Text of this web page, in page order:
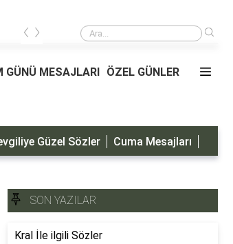
Oğluma Doğum Günü Mesajları
‹ ›
GÜNÜ MESAJLARI ÖZEL GÜNLER
Güzel Sözler Cuma Mesajları
SON YAZILAR
Kral İle ilgili Sözler